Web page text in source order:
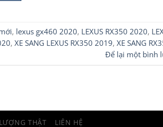
, lexus gx460 2020, LEXUS RX350 2020,
, XE SANG LEXUS RX350 2019, XE SANG
Để lại một bình
THẬT LIÊN HỆ